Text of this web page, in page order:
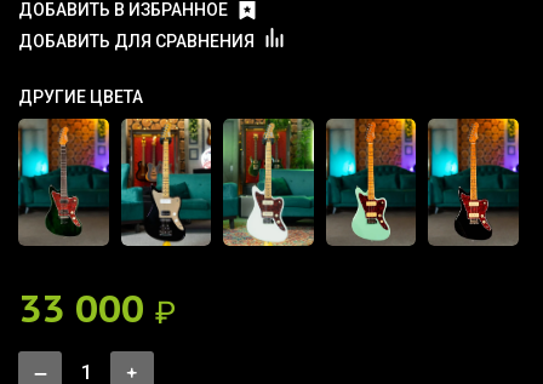
ДОБАВИТЬ В ИЗБРАННОЕ
ДОБАВИТЬ ДЛЯ СРАВНЕНИЯ
ДРУГИЕ ЦВЕТА
33 000 ₽